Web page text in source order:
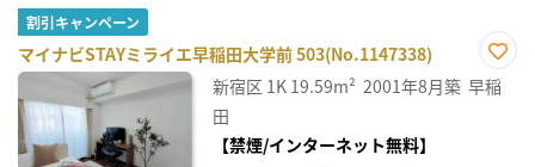
割引キャンペーン
マイナビSTAYミライエ早稲田大学前 503(No.1147338)
お気
に入
新宿区 1K 19.59m² 2001年8月築 早稲
田
【禁煙/インターネット無料】